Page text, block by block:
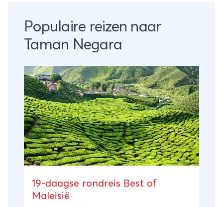
Populaire reizen naar
Taman Negara
19-daagse rondreis Best of
Maleisië